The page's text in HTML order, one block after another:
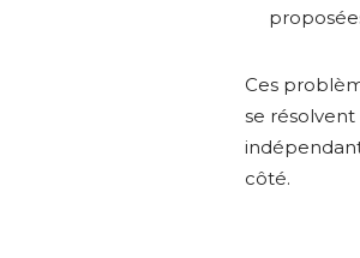
Ces
se résolvent
côté.